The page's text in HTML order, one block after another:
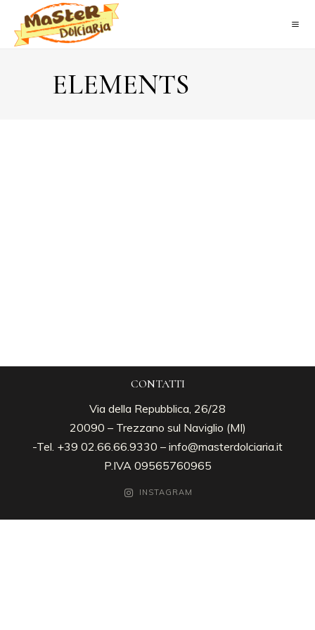
ELEMENTS
CONTATTI
Via della Repubblica, 26/28
20090 – Trezzano sul Naviglio (MI)
-Tel. +39 02.66.66.9330 – info@masterdolciaria.it
P.IVA 09565760965
INSTAGRAM